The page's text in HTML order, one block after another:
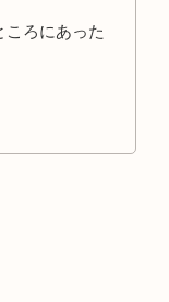
ろにあった